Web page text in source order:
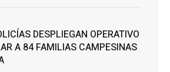
DESPLIEGAN OPERATIVO
A 84 FAMILIAS CAMPESINAS